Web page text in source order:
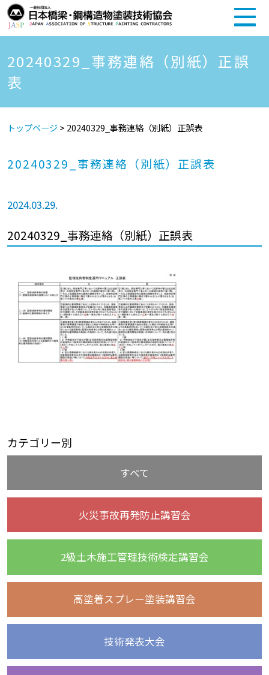
20240329_事務連絡（別紙）正誤
表
トップページ> 20240329_事務連絡（別紙）正誤表
20240329_事務連絡（別紙）正誤表
2024.03.29.
20240329_事務連絡（別紙）正誤表
カテゴリー別
すべて
火災事故再発防止講習会
2級土木施工管理技術検定講習会
高塗着スプレー塗装講習会
技術発表大会